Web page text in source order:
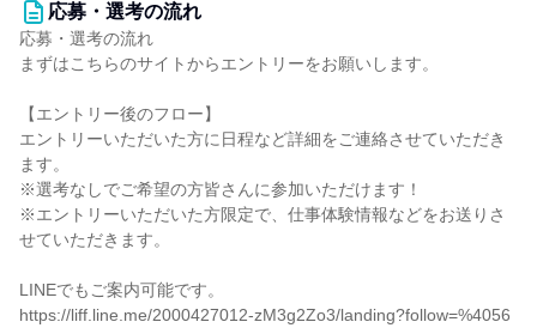
応募・選考の流れ
応募・選考の流れ
まずはこちらのサイトからエントリーをお願いします。
【エントリー後のフロー】
エントリーいただいた方に日程など詳細をご連絡させていただき
ます。
※選考なしでご希望の方皆さんに参加いただけます！
※エントリーいただいた方限定で、仕事体験情報などをお送りさ
せていただきます。
LINEでもご案内可能です。
https://liff.line.me/2000427012-zM3g2Zo3/landing?follow=%4056